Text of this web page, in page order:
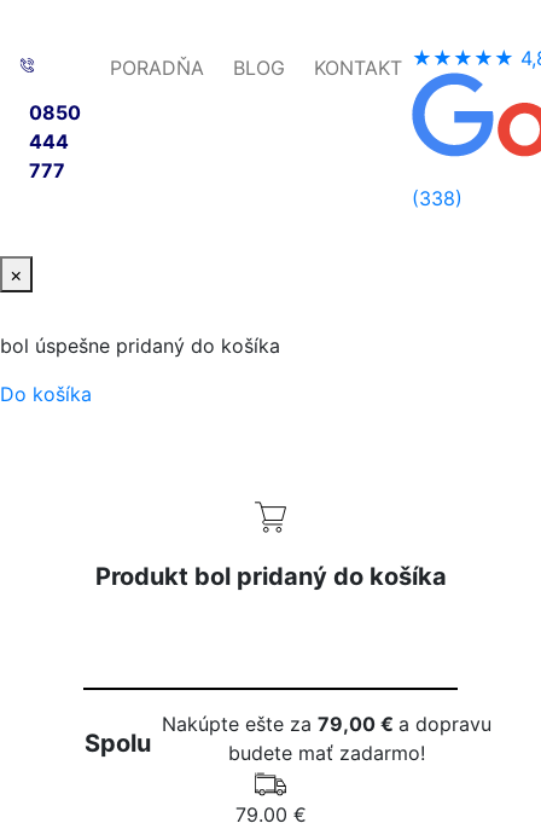
0850
444
777
PORADŇA BLOG KONTAKT ★★★★★
(338)
×
bol úspešne pridaný do košíka
Do košíka
Produkt bol pridaný do košíka
Spolu
Nakúpte ešte za79,00 €a dopravu
budete mať zadarmo!
79.00 €